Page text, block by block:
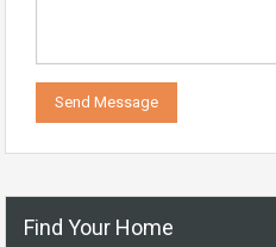
Find Your Home